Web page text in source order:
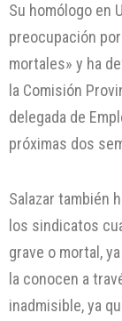
Su homólogo en
preocupación
mortales» y ha
la Comisión
delegada de
próximas dos
Salazar también
los sindicatos
grave o mortal,
la conocen a
inadmisible, ya